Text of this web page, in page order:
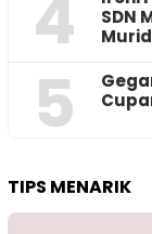
4
SDN
5
TIPS MENARIK